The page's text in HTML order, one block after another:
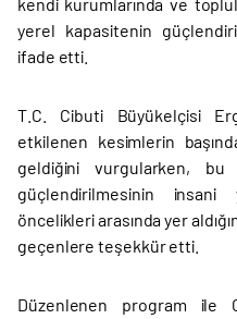
yerel kapasitenin
ifade etti.
T.C. Cibuti Büyükelçisi
etkilenen kesimlerin
geldiğini vurgularken, bu
güçlendirilmesinin insani
öncelikleri arasında yer
geçenlere teşekkür etti.
Düzenlenen program ile